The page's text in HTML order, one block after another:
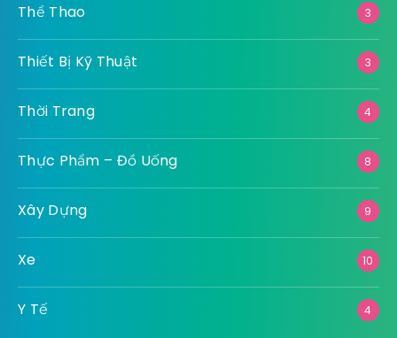
Thể Thao 3
Thiết Bị Kỹ Thuật 3
Thời Trang 4
Thực Phẩm – Đồ Uống 8
Xây Dựng 9
Xe 10
Y Tế 4